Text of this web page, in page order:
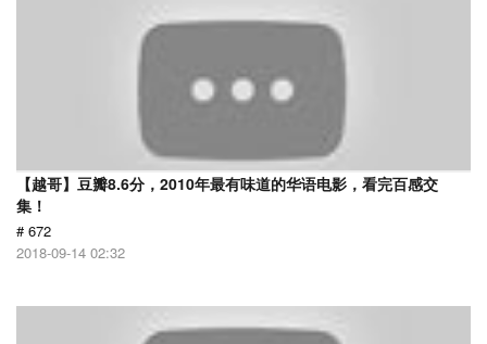
【越哥】豆瓣8.6分，2010年最有味道的华语电影，看完百感交
集！
# 672
2018-09-14 02:32